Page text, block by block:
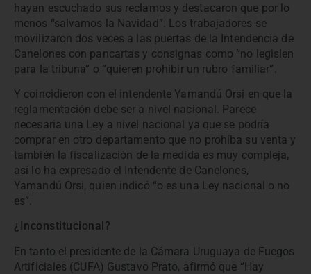
hayan escuchado sus reclamos y destacaron que por lo
menos “salvamos la Navidad”. Los trabajadores se
movilizaron dos veces a las puertas de la Intendencia de
Canelones con pancartas y consignas como “no legislen
para la tribuna” o “quieren prohibir un rubro familiar”.
Y coincidieron con el intendente Yamandú Orsi en que la
reglamentación debe ser a nivel nacional. Parece
necesaria una Ley a nivel nacional ya que se podría
comprar en otro departamento que no prohíba su venta y
también la fiscalización de la medida es muy compleja,
así lo ha expresado el Intendente de Canelones,
Yamandú Orsi, quien indicó “o es una Ley nacional o no
es”.
¿Inconstitucional?
En tanto el presidente de la Cámara Uruguaya de Fuegos
Artificiales (CUFA) Gustavo Prato, afirmó que “Hay